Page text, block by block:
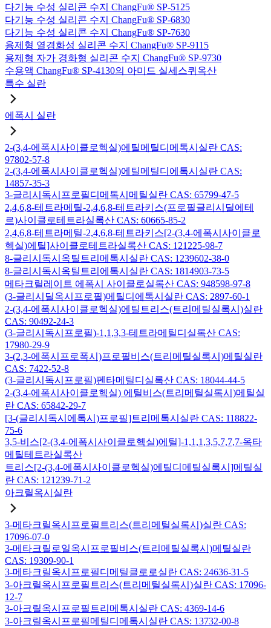
다기능 수성 실리콘 수지 ChangFu® SP-5125
다기능 수성 실리콘 수지 ChangFu® SP-6830
다기능 수성 실리콘 수지 ChangFu® SP-7630
용제형 열경화성 실리콘 수지 ChangFu® SP-9115
용제형 자가 경화형 실리콘 수지 ChangFu® SP-9730
수용액 ChangFu® SP-4130의 아미드 실세스퀴옥산
특수 실란
에폭시 실란
2-(3,4-에폭시사이클로헥실)에틸메틸디메톡시실란 CAS:
97802-57-8
2-(3,4-에폭시사이클로헥실)에틸메틸디에톡시실란 CAS:
14857-35-3
3-글리시독시프로필디메톡시메틸실란 CAS: 65799-47-5
2,4,6,8-테트라메틸-2,4,6,8-테트라키스(프로필글리시딜에테
르)사이클로테트라실록산 CAS: 60665-85-2
2,4,6,8-테트라메틸-2,4,6,8-테트라키스[2-(3,4-에폭시사이클로
헥실)에틸]사이클로테트라실록산 CAS: 121225-98-7
8-글리시독시옥틸트리메톡시실란 CAS: 1239602-38-0
8-글리시독시옥틸트리에톡시실란 CAS: 1814903-73-5
메타크릴레이트 에폭시 사이클로실록산 CAS: 948598-97-8
(3-글리시딜옥시프로필)메틸디에톡시실란 CAS: 2897-60-1
2-(3,4-에폭시사이클로헥실)에틸트리스(트리메틸실록시)실란
CAS: 90492-24-3
(3-글리시독시프로필)-1,1,3,3-테트라메틸디실록산 CAS:
17980-29-9
3-(2,3-에폭시프로폭시)프로필비스(트리메틸실록시)메틸실란
CAS: 7422-52-8
(3-글리시독시프로필)펜타메틸디실록산 CAS: 18044-44-5
2-(3,4-에폭시사이클로헥실) 에틸비스(트리메틸실록시)메틸실
란 CAS: 65842-29-7
[3-(글리시독시에톡시)프로필]트리메톡시실란 CAS: 118822-
75-6
3,5-비스[2-(3,4-에폭시사이클로헥실)에틸]-1,1,1,3,5,7,7,7-옥타
메틸테트라실록산
트리스[2-(3,4-에폭시사이클로헥실)에틸디메틸실록시]메틸실
란 CAS: 121239-71-2
아크릴옥시실란
3-메타크릴옥시프로필트리스(트리메틸실록시)실란 CAS:
17096-07-0
3-메타크릴로일옥시프로필비스(트리메틸실록시)메틸실란
CAS: 19309-90-1
3-메타크릴옥시프로필디메틸클로로실란 CAS: 24636-31-5
3-아크릴옥시프로필트리스(트리메틸실록시)실란 CAS: 17096-
12-7
3-아크릴옥시프로필트리메톡시실란 CAS: 4369-14-6
3-아크릴옥시프로필메틸디메톡시실란 CAS: 13732-00-8